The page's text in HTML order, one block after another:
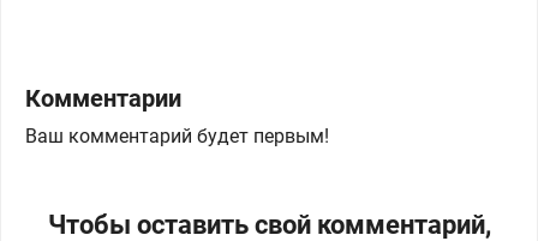
Комментарии
Ваш комментарий будет первым!
Чтобы оставить свой комментарий,